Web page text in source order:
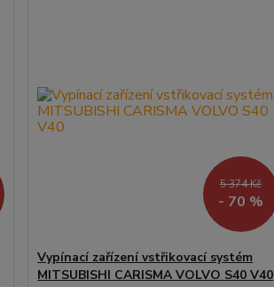
5 374 Kč
- 70 %
Vypínací zařízení vstřikovací systém
MITSUBISHI CARISMA VOLVO S40 V40